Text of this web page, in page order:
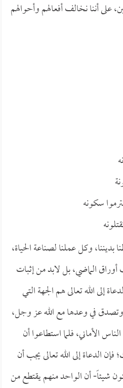
على أننا نخالف أفعالهم وأحوالهم
سكونه
وكل عملنا لصناعة الحياة،
الماضي، بل لابد من إثبات
إلى الله تعالى هم الجهة التي
وتصدق في وعدها مع الله عز وجل،
الأماني، فلما استطاعوا أن
الدعاة إلى الله تعالى يجب أن
شيئاً- أن الواحد منهم يقتطع من